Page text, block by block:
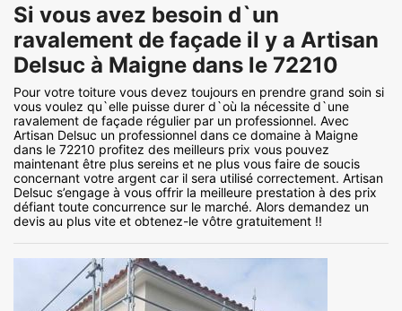
Si vous avez besoin d`un
ravalement de façade il y a Artisan
Delsuc à Maigne dans le 72210
Pour votre toiture vous devez toujours en prendre grand soin si
vous voulez qu`elle puisse durer d`où la nécessite d`une
ravalement de façade régulier par un professionnel. Avec
Artisan Delsuc un professionnel dans ce domaine à Maigne
dans le 72210 profitez des meilleurs prix vous pouvez
maintenant être plus sereins et ne plus vous faire de soucis
concernant votre argent car il sera utilisé correctement. Artisan
Delsuc s’engage à vous offrir la meilleure prestation à des prix
défiant toute concurrence sur le marché. Alors demandez un
devis au plus vite et obtenez-le vôtre gratuitement !!